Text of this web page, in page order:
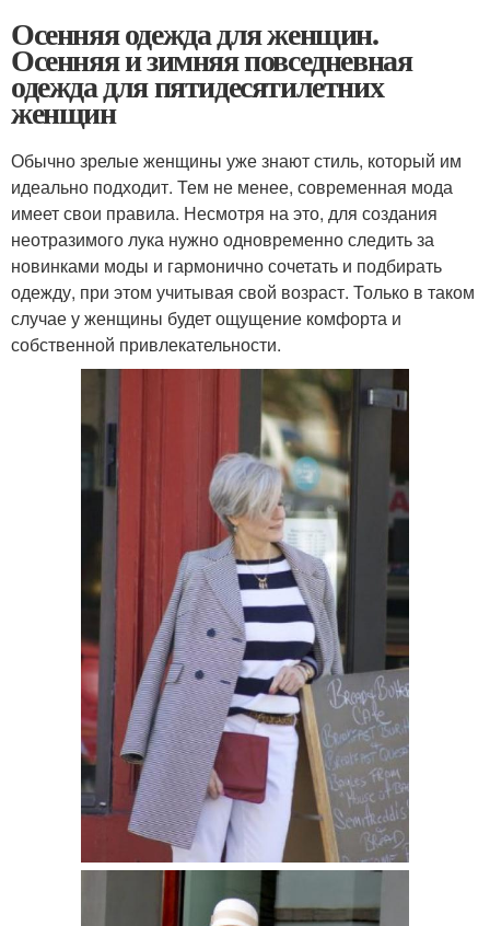
Осенняя одежда для женщин.
Осенняя и зимняя повседневная
одежда для пятидесятилетних
женщин
Обычно зрелые женщины уже знают стиль, который им
идеально подходит. Тем не менее, современная мода
имеет свои правила. Несмотря на это, для создания
неотразимого лука нужно одновременно следить за
новинками моды и гармонично сочетать и подбирать
одежду, при этом учитывая свой возраст. Только в таком
случае у женщины будет ощущение комфорта и
собственной привлекательности.